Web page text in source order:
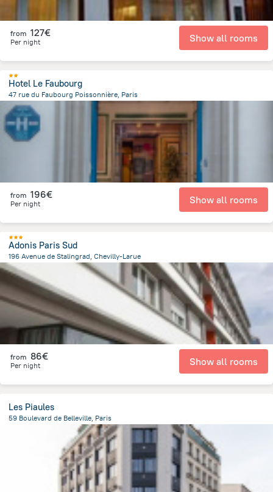
from 127€
Per night Show all rooms
Hotel Le Faubourg
47 rue du Faubourg Poissonnière, Paris
2 kmfrom the center of Frankreich
from 196€
Per night Show all rooms
Adonis Paris Sud
196 Avenue de Stalingrad, Chevilly-Larue
1.3 km
from the center ofFrankreich
from 86€
Per night Show all rooms
Les Piaules
59 Boulevard de Belleville, Paris
from the center ofFrankreich